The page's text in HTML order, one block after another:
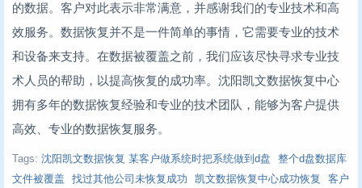
的数据。客户对此表示非常满意，并感谢我们的专业技术和高
效服务。数据恢复并不是一件简单的事情，它需要专业的技术
和设备来支持。在数据被覆盖之前，我们应该尽快寻求专业技
术人员的帮助，以提高恢复的成功率。沈阳凯文数据恢复中心
拥有多年的数据恢复经验和专业的技术团队，能够为客户提供
高效、专业的数据恢复服务。
Tags: 沈阳凯文数据恢复 某客户做系统时把系统做到d盘
整个d盘数据库
文件被覆盖
找过其他公司未恢复成功 凯文数据恢复中心成功恢复
客户